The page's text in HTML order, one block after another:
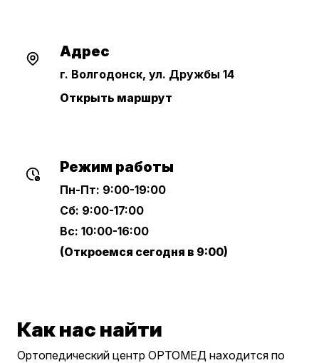
Адрес
г. Волгодонск, ул. Дружбы 14
Открыть маршрут
Режим работы
Пн-Пт: 9:00-19:00
Сб: 9:00-17:00
Вс: 10:00-16:00
(Откроемся сегодня в 9:00)
Как нас найти
Ортопедический центр ОРТОМЕД находится по